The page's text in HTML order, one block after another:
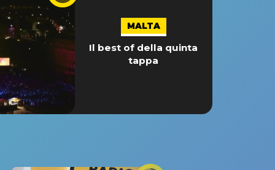
MALTA
Il best of della quinta
tappa